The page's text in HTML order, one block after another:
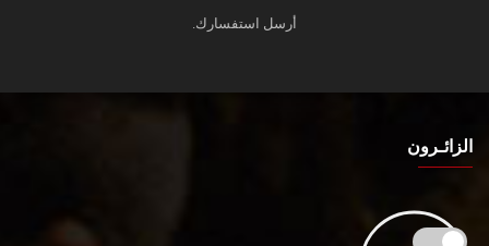
أرسل استفسارك.
الزائـرون